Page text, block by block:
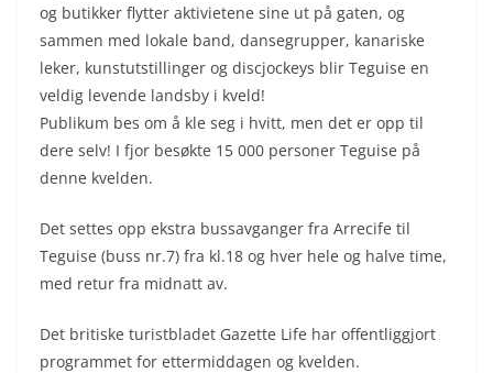
og butikker flytter aktivietene sine ut på gaten, og
sammen med lokale band, dansegrupper, kanariske
leker, kunstutstillinger og discjockeys blir Teguise en
veldig levende landsby i kveld!
Publikum bes om å kle seg i hvitt, men det er opp til
dere selv! I fjor besøkte 15 000 personer Teguise på
denne kvelden.
Det settes opp ekstra bussavganger fra Arrecife til
Teguise (buss nr.7) fra kl.18 og hver hele og halve time,
med retur fra midnatt av.
Det britiske turistbladet Gazette Life har offentliggjort
programmet for ettermiddagen og kvelden.